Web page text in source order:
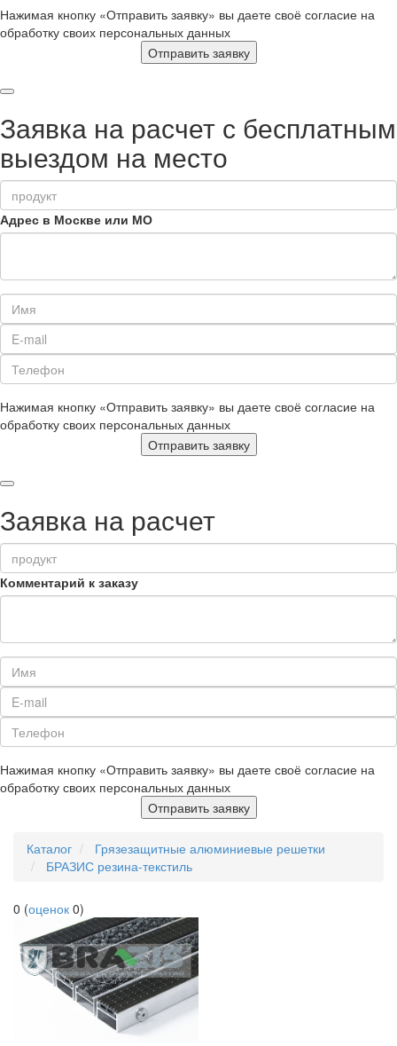
Нажимая кнопку «Отправить заявку» вы даете своё согласие на
обработку своих персональных данных
Отправить заявку
Заявка на расчет с бесплатным
выездом на место
Адрес в Москве или МО
Нажимая кнопку «Отправить заявку» вы даете своё согласие на
обработку своих персональных данных
Отправить заявку
Заявка на расчет
Комментарий к заказу
Нажимая кнопку «Отправить заявку» вы даете своё согласие на
обработку своих персональных данных
Отправить заявку
Каталог
Грязезащитные алюминиевые решетки
БРАЗИС резина-текстиль
0 (оценок 0)